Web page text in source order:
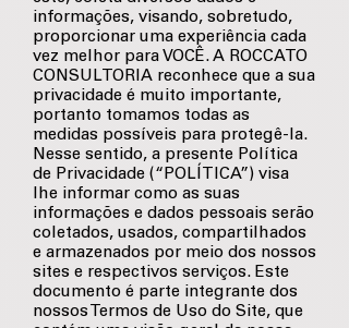
informações, visando, sobretudo,
proporcionar uma experiência cada
vez melhor para VOCÊ. A ROCCATO
CONSULTORIA reconhece que a sua
privacidade é muito importante,
portanto tomamos todas as
medidas possíveis para protegê-la.
Nesse sentido, a presente Política
de Privacidade (“POLÍTICA”) visa
lhe informar como as suas
informações e dados pessoais serão
coletados, usados, compartilhados
e armazenados por meio dos nossos
sites e respectivos serviços. Este
documento é parte integrante dos
nossos Termos de Uso do Site, que